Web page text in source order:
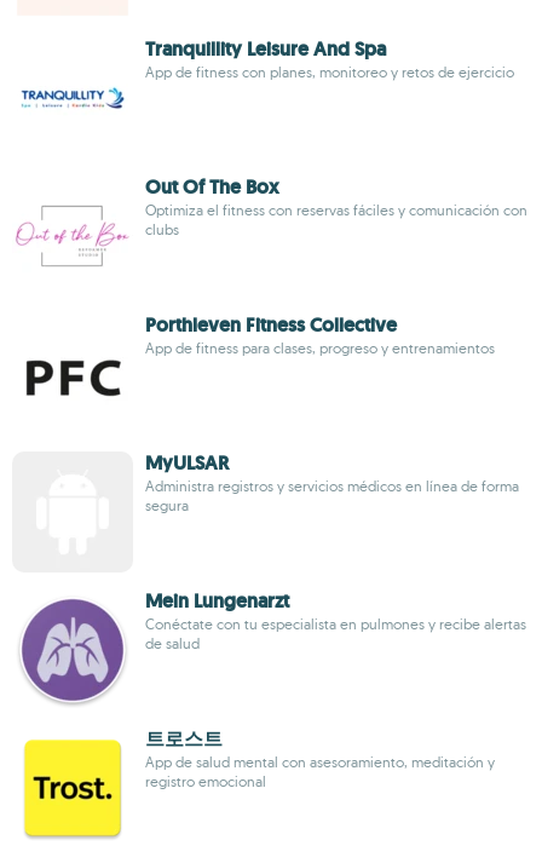
Tranquillity Leisure And Spa
App de fitness con planes, monitoreo y retos de ejercicio
Out Of The Box
Optimiza el fitness con reservas fáciles y comunicación con
clubs
Porthleven Fitness Collective
App de fitness para clases, progreso y entrenamientos
MyULSAR
Administra registros y servicios médicos en línea de forma
segura
Mein Lungenarzt
Conéctate con tu especialista en pulmones y recibe alertas
de salud
트로스트
App de salud mental con asesoramiento, meditación y
registro emocional